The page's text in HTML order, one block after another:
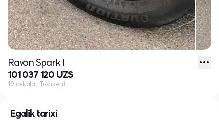
Egalik tarixi
Ravon Spark I
101 037 120 UZS
19 dekabr, Toshkent